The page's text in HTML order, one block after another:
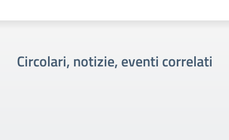
Circolari, notizie, eventi correlati